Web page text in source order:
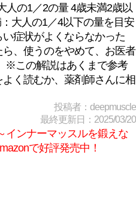
人の1／2の量 4歳未満2歳以
大人の1／4以下の量を目安
症状がよくならなかった
、使うのをやめて、お医者
※この解説はあくまで参考
く読むか、薬剤師さんに相
投稿者：deepmuscle
最終更新日：2025/03/20
インナーマッスルを鍛えな
で好評発売中！